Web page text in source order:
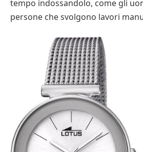
tempo indossandolo, come gli
persone che svolgono lavori